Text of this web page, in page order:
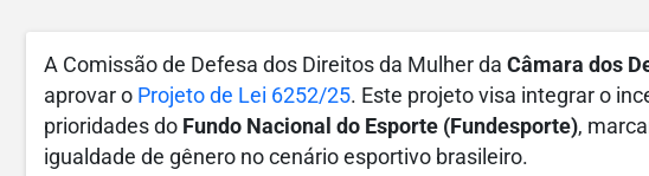
A Comissão de Defesa dos Direitos da Mulher da Câmara dos
aprovar o Projeto de Lei 6252/25. Este projeto visa integrar o
prioridades do Fundo Nacional do Esporte (Fundesporte),
igualdade de gênero no cenário esportivo brasileiro.